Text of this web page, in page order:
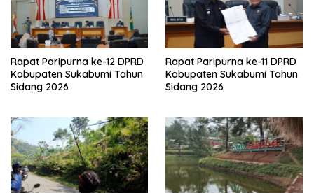
Rapat Paripurna ke-12 DPRD
Kabupaten Sukabumi Tahun
Sidang 2026
Rapat Paripurna ke-11 DPRD
Kabupaten Sukabumi Tahun
Sidang 2026